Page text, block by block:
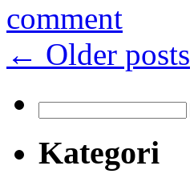
comment
← Older posts
for:
Kategori